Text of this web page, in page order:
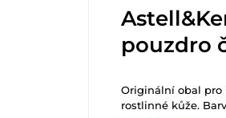
pouzdro
Originální obal pro
rostlinné kůže.